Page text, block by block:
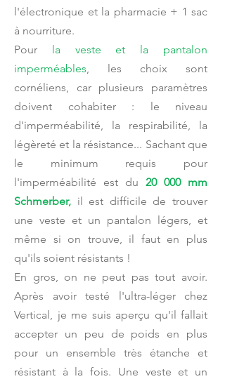
l'électronique et la pharmacie + 1 sac
à nourriture.
Pour la veste et la pantalon
imperméables, les choix sont
cornéliens, car plusieurs paramètres
doivent cohabiter : le niveau
d'imperméabilité, la respirabilité, la
légèreté et la résistance... Sachant que
le minimum requis pour
l'imperméabilité est du 20 000 mm
Schmerber, il est difficile de trouver
une veste et un pantalon légers, et
même si on trouve, il faut en plus
qu'ils soient résistants !
En gros, on ne peut pas tout avoir.
Après avoir testé l'ultra-léger chez
Vertical, je me suis aperçu qu'il fallait
accepter un peu de poids en plus
pour un ensemble très étanche et
résistant à la fois. Une veste et un